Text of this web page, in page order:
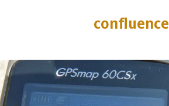
confluence